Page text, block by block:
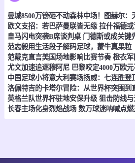
情报
坦桑超 06-15 21:00
福斯特FC 0 - 0
情报
坦桑超 06-15 21:00
欧文支招：若巴萨曼联皆无缘 拉什福德
皇马闪电突袭B席谈判桌 门德斯或成关键
尤文加速追逐穆阿尼 巴黎咬定4000万欧
洛佩特吉的卡塔尔冒险：从世界杯突围到
长春主场化身烈焰战场 数万球迷呐喊点